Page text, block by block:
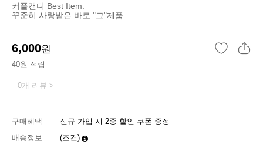
커플캔디 Best Item.
꾸준히 사랑받은 바로 "그"제품
6,000원
40원 적립
0개 리뷰 >
구매혜택
신규 가입 시 2종 할인 쿠폰 증정
배송정보
(조건)